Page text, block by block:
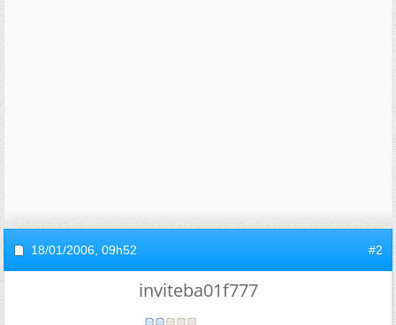
18/01/2006, 09h52 #2
inviteba01f777